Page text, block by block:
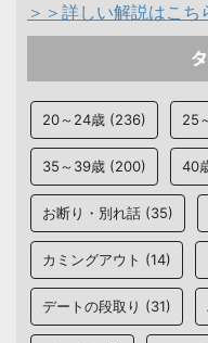
＞＞詳しい解説はこち
20～24歳 (236) 25
35～39歳 (200) 40
お断り・別れ話 (35)
カミングアウト (14)
デートの段取り (31)